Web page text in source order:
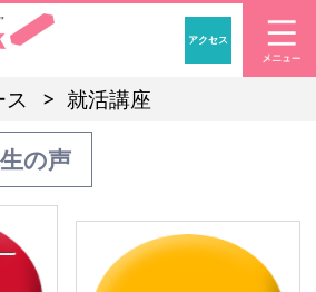
「アナウンサー・マ
アクセス
ス 就活講座
の声
勝てる! ES文章の書き方